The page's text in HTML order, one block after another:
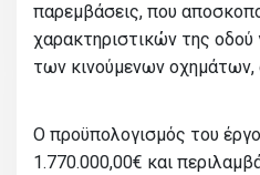
παρεμβάσεις, που
χαρακτηριστικών της οδού
των κινούμενων
Ο προϋπολογισμός του
1.770.000,00€ και